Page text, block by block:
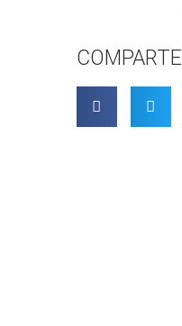
COMPARTE